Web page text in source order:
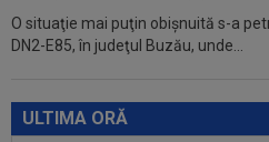
O situaţie mai puţin obişnuită s-a
DN2-E85, în judeţul Buzău, unde...
ULTIMA ORĂ
16:23
Lovitură pentru
antrenamente și poate lipsi un an...